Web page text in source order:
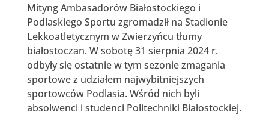
Mityng Ambasadorów Białostockiego i
Podlaskiego Sportu zgromadził na Stadionie
Lekkoatletycznym w Zwierzyńcu tłumy
białostoczan. W sobotę 31 sierpnia 2024 r.
odbyły się ostatnie w tym sezonie zmagania
sportowe z udziałem najwybitniejszych
sportowców Podlasia. Wśród nich byli
absolwenci i studenci Politechniki Białostockiej.